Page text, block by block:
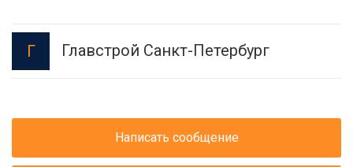
Г Главстрой Санкт-Петербург
Написать сообщение